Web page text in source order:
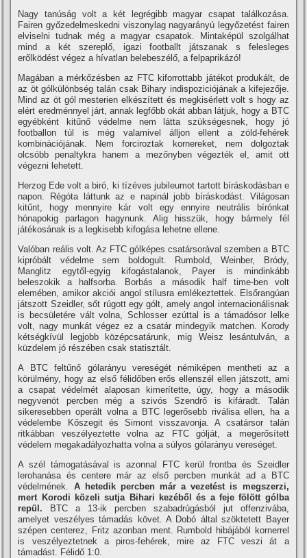
Nagy tanúság volt a két legrégibb magyar csapat találkozása.
Fairen győzedelmeskedni viszonylag nagyarányú legyőzetést fairen
elviselni tudnak még a magyar csapatok. Mintaképül szolgálhat
mind a két szereplő, igazi footballt játszanak s felesleges
erőlködést végez a hí­vatlan belebeszélő, a felpaprikázó!
Magában a mérkőzésben az FTC kiforrottabb játékot produkált, de
az öt gólkülönbség talán csak Bihary indispoziciójának a kifejezője.
Mind az öt gól mesterien elkészí­tett és megkisérlett volt s hogy az
elért eredménnyel járt, annak legfőbb okát abban látjuk, hogy a BTC
egyébként kitűnő védelme nem látta szükségesnek, hogy jó
footballon túl is még valamivel álljon ellent a zöld-fehérek
kombinációjának. Nem forciroztak kornereket, nem dolgoztak
olcsóbb penaltykra hanem a mezőnyben végezték el, amit ott
végezni lehetett.
Herzog Ede volt a biró, ki tí­zéves jubileumot tartott bí­ráskodásban e
napon. Régóta láttunk az e napinál jobb bí­ráskodást. Világosan
kitűnt, hogy mennyire kár volt egy ennyire neutrális bí­rónkat
hónapokig parlagon hagynunk. Alig hisszük, hogy bármely fél
játékosának is a legkisebb kifogása lehetne ellene.
Valóban reális volt. Az FTC gólképes csatársorával szemben a BTC
kipróbált védelme sem boldogult. Rumbold, Weinber, Bródy,
Manglitz egytől-egyig kifogástalanok, Payer is mindinkább
beleszokik a halfsorba. Borbás a második half time-ben volt
elemében, amikor akciói angol stí­lusra emlékeztettek. Elsőrangúan
játszott Szeidler, sőt rúgott egy gólt, amely angol internacionálisnak
is becsületére vált volna, Schlosser ezúttal is a támadósor lelke
volt, nagy munkát végez ez a csatár mindegyik matchen. Korody
kétségkí­vül legjobb középcsatárunk, mig Weisz lesántulván, a
küzdelem jó részében csak statisztált.
A BTC feltűnő gólarányu vereségét némiképen mentheti az a
körülmény, hogy az első félidőben erős ellenszél ellen játszott, ami
a csapat védelmét alaposan kimerí­tette, úgy, hogy a második
negyvenöt percben még a szivós Szendrő is kifáradt. Talán
sikeresebben operált volna a BTC legerősebb riválisa ellen, ha a
védelembe Kőszegit és Simont visszavonja. A csatársor talán
ritkábban veszélyeztette volna az FTC gólját, a megerősí­tett
védelem megakadályozhatta volna a súlyos gólarányu vereséget.
A szél támogatásával is azonnal FTC kerül frontba és Szeidler
lerohanása és centere már az első percben munkát ad a BTC
védelmének.
A hetedik percben már a vezetést is megszerzi,
mert Korodi közeli sutja Bihari kezéből és a feje fölött gólba
repül. BTC a 13-ik percben szabadrúgásból jut offenzivába,
amelyet veszélyes támadás követ. A Dobó által szöktetett Bayer
szépen centerez, Fritz azonban ment. Rumbold hibájából kornerrel
is veszélyeztetnek a piros-fehérek, mire az FTC veszi át a
támadást. Félidő 1:0.